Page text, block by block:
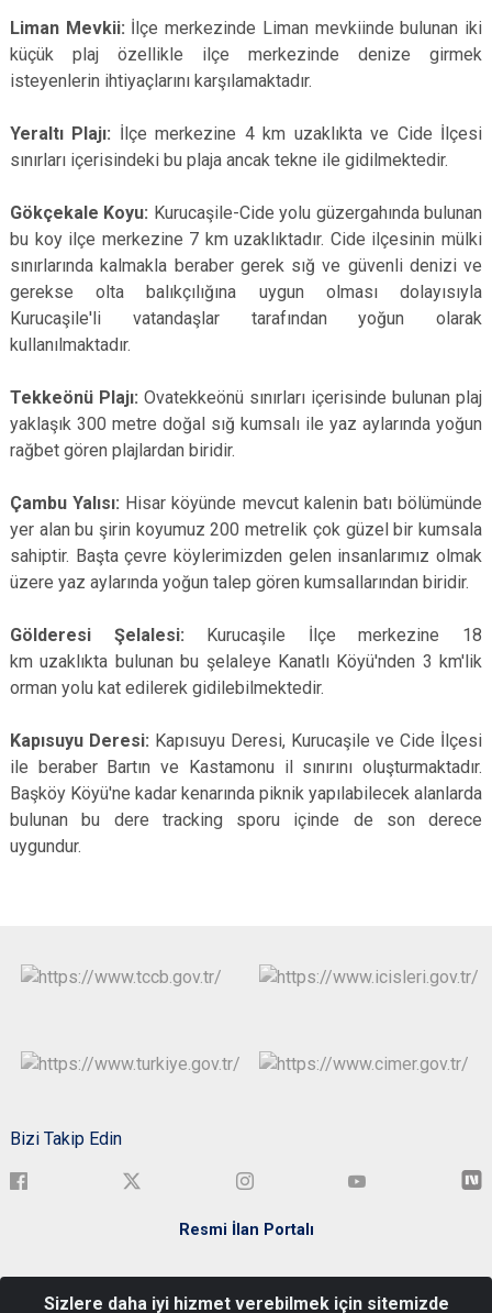
Liman Mevkii: İlçe merkezinde Liman mevkiinde bulunan iki
küçük plaj özellikle ilçe merkezinde denize girmek
isteyenlerin ihtiyaçlarını karşılamaktadır.
Yeraltı Plajı: İlçe merkezine 4 km uzaklıkta ve Cide İlçesi
sınırları içerisindeki bu plaja ancak tekne ile gidilmektedir.
Gökçekale Koyu: Kurucaşile-Cide yolu güzergahında bulunan
bu koy ilçe merkezine 7 km uzaklıktadır. Cide ilçesinin mülki
sınırlarında kalmakla beraber gerek sığ ve güvenli denizi ve
gerekse olta balıkçılığına uygun olması dolayısıyla
Kurucaşile'li vatandaşlar tarafından yoğun olarak
kullanılmaktadır.
Tekkeönü Plajı: Ovatekkeönü sınırları içerisinde bulunan plaj
yaklaşık 300 metre doğal sığ kumsalı ile yaz aylarında yoğun
rağbet gören plajlardan biridir.
Çambu Yalısı: Hisar köyünde mevcut kalenin batı bölümünde
yer alan bu şirin koyumuz 200 metrelik çok güzel bir kumsala
sahiptir. Başta çevre köylerimizden gelen insanlarımız olmak
üzere yaz aylarında yoğun talep gören kumsallarından biridir.
Gölderesi Şelalesi: Kurucaşile İlçe merkezine 18
km uzaklıkta bulunan bu şelaleye Kanatlı Köyü'nden 3 km'lik
orman yolu kat edilerek gidilebilmektedir.
Kapısuyu Deresi: Kapısuyu Deresi, Kurucaşile ve Cide İlçesi
ile beraber Bartın ve Kastamonu il sınırını oluşturmaktadır.
Başköy Köyü'ne kadar kenarında piknik yapılabilecek alanlarda
bulunan bu dere tracking sporu içinde de son derece
uygundur.
Bizi Takip Edin
Resmi İlan Portalı
Sizlere daha iyi hizmet verebilmek için sitemizde